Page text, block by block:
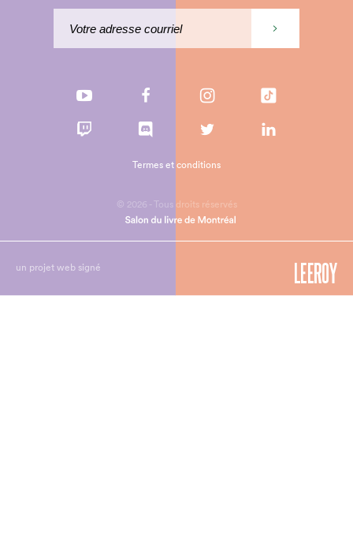
© 2026 - Tous droits réservés
Termes et conditions
un projet web signé